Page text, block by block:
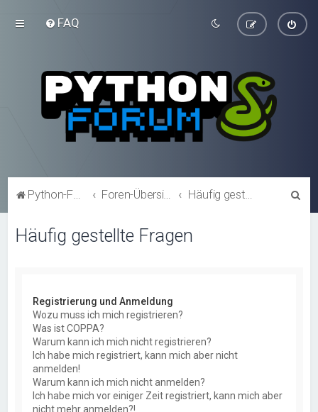
FAQ
Python-Forum.de Foren-Übersicht
Häufig gestellte Fragen
Registrierung und Anmeldung
Wozu muss ich mich registrieren?
Was ist COPPA?
Warum kann ich mich nicht registrieren?
Ich habe mich registriert, kann mich aber nicht
anmelden!
Warum kann ich mich nicht anmelden?
Ich habe mich vor einiger Zeit registriert, kann mich aber
nicht mehr anmelden?!